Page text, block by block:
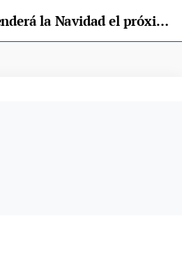
Cangas de Onís encenderá la Navidad el próximo martes en el entorno del Puente Romano